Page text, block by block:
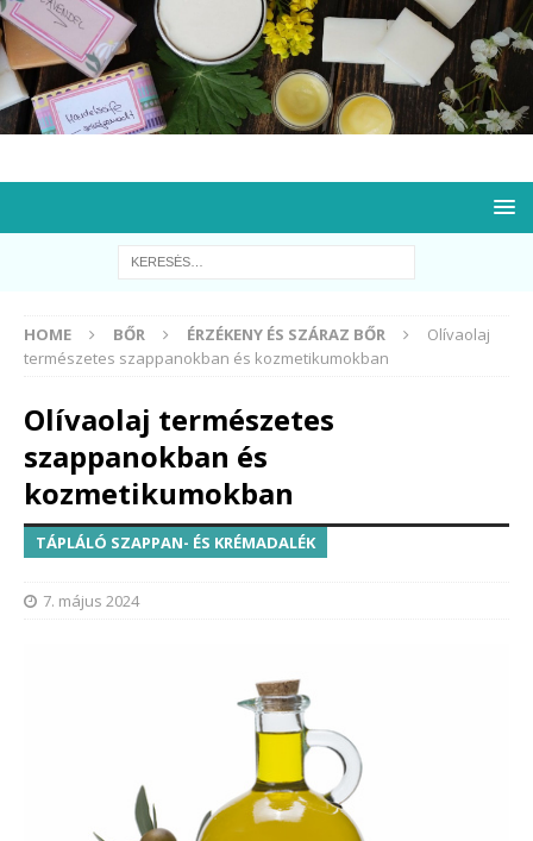
HOME BŐR ÉRZÉKENY ÉS SZÁRAZ BŐR
Olívaolaj
természetes szappanokban és kozmetikumokban
Olívaolaj természetes
szappanokban és
kozmetikumokban
TÁPLÁLÓ SZAPPAN- ÉS KRÉMADALÉK
7. május 2024